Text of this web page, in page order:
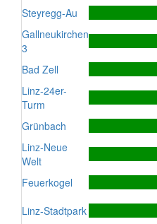
Steyregg-Au
Gallneukirchen
3
Bad Zell
Linz-24er-
Turm
Grünbach
Linz-Neue
Welt
Feuerkogel
Linz-Stadtpark